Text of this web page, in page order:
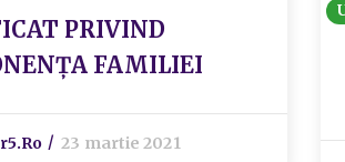
PRIVIND
FAMILIEI
23 martie 2021